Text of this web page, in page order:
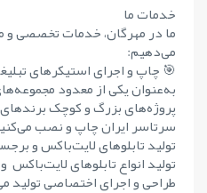
خدمات ما
ما در مهرگان، خدمات تخصصی و
می‌دهیم:
🎯 چاپ و اجرای استیکرهای
به‌عنوان یکی از معدود
پروژه‌های بزرگ و کوچک برندهای
سرتاسر ایران چاپ و نصب
تولید تابلوهای لایت‌باکس و
تولید انواع تابلوهای
طراحی و اجرای اختصاصی تولید